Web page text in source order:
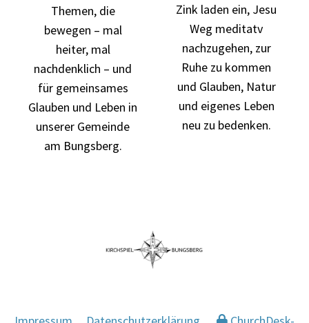
Themen, die
bewegen – mal
heiter, mal
nachdenklich – und
für gemeinsames
Glauben und Leben in
unserer Gemeinde
am Bungsberg.
Zink laden ein, Jesu
Weg meditatv
nachzugehen, zur
Ruhe zu kommen
und Glauben, Natur
und eigenes Leben
neu zu bedenken.